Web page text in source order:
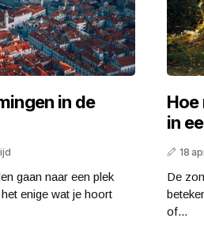
in de
gaan naar een plek
enige wat je hoort
in
18
De
of...